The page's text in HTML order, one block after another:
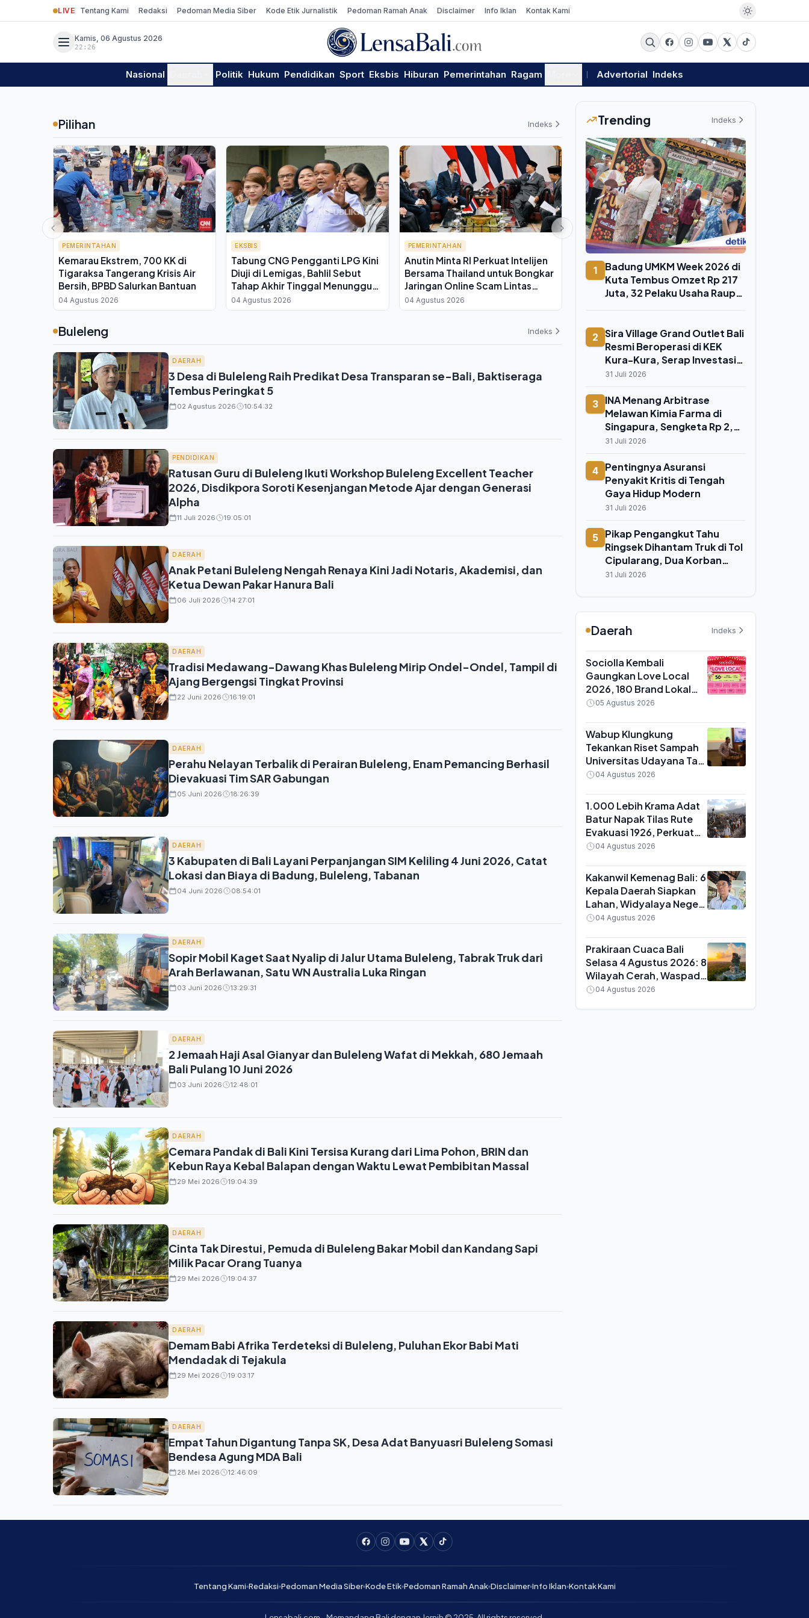
LIVE Tentang Kami Redaksi Pedoman Media Siber Kode Etik Jurnalistik Pedoman Ramah Anak Disclaimer Info Iklan Kontak Kami
Kamis, 06 Agustus 2026
22:26
Nasional Politik Hukum Pendidikan Sport Eksbis Hiburan Pemerintahan Ragam Advertorial Indeks
Pilihan Indeks
PEMERINTAHAN
Kemarau Ekstrem, 700 KK di
Tigaraksa Tangerang Krisis Air
Bersih, BPBD Salurkan Bantuan
04 Agustus 2026
EKSBIS
Tabung CNG Pengganti LPG Kini
Diuji di Lemigas, Bahlil Sebut
Tahap Akhir Tinggal Menunggu
Sertifikasi
04 Agustus 2026
PEMERINTAHAN
Anutin Minta RI Perkuat Intelijen
Bersama Thailand untuk Bongkar
Jaringan Online Scam Lintas
Negara
04 Agustus 2026
PEMERINTAHAN
Produksi Satu Ton Nikel Sisakan
100 Ton Limbah Beracun,
Pemerintah Didorong Segera
Terbitkan Standar Keselamatan
03 Agustus 2026
Buleleng Indeks
DAERAH
3 Desa di Buleleng Raih Predikat Desa Transparan se-Bali, Baktiseraga
Tembus Peringkat 5
02 Agustus 2026 10:54:32
PENDIDIKAN
Ratusan Guru di Buleleng Ikuti Workshop Buleleng Excellent Teacher
2026, Disdikpora Soroti Kesenjangan Metode Ajar dengan Generasi
Alpha
11 Juli 2026 19:05:01
DAERAH
Anak Petani Buleleng Nengah Renaya Kini Jadi Notaris, Akademisi, dan
Ketua Dewan Pakar Hanura Bali
06 Juli 2026 14:27:01
DAERAH
Tradisi Medawang-Dawang Khas Buleleng Mirip Ondel-Ondel, Tampil di
Ajang Bergengsi Tingkat Provinsi
22 Juni 2026 16:19:01
DAERAH
Perahu Nelayan Terbalik di Perairan Buleleng, Enam Pemancing Berhasil
Dievakuasi Tim SAR Gabungan
05 Juni 2026 18:26:39
DAERAH
3 Kabupaten di Bali Layani Perpanjangan SIM Keliling 4 Juni 2026, Catat
Lokasi dan Biaya di Badung, Buleleng, Tabanan
04 Juni 2026 08:54:01
DAERAH
Sopir Mobil Kaget Saat Nyalip di Jalur Utama Buleleng, Tabrak Truk dari
Arah Berlawanan, Satu WN Australia Luka Ringan
03 Juni 2026 13:29:31
DAERAH
2 Jemaah Haji Asal Gianyar dan Buleleng Wafat di Mekkah, 680 Jemaah
Bali Pulang 10 Juni 2026
03 Juni 2026 12:48:01
DAERAH
Cemara Pandak di Bali Kini Tersisa Kurang dari Lima Pohon, BRIN dan
Kebun Raya Kebal Balapan dengan Waktu Lewat Pembibitan Massal
29 Mei 2026 19:04:39
DAERAH
Cinta Tak Direstui, Pemuda di Buleleng Bakar Mobil dan Kandang Sapi
Milik Pacar Orang Tuanya
29 Mei 2026 19:04:37
DAERAH
Demam Babi Afrika Terdeteksi di Buleleng, Puluhan Ekor Babi Mati
Mendadak di Tejakula
29 Mei 2026 19:03:17
DAERAH
Empat Tahun Digantung Tanpa SK, Desa Adat Banyuasri Buleleng Somasi
Bendesa Agung MDA Bali
28 Mei 2026 12:46:09
Trending Indeks
1
Badung UMKM Week 2026 di
Kuta Tembus Omzet Rp 217
Juta, 32 Pelaku Usaha Raup
2
Sira Village Grand Outlet Bali
Resmi Beroperasi di KEK
Kura-Kura, Serap Investasi
Rp 1,5 Triliun
31 Juli 2026
3 INA Menang Arbitrase
Melawan Kimia Farma di
Singapura, Sengketa Rp 2,2
Triliun Memasuki Babak Baru
31 Juli 2026
4 Pentingnya Asuransi
Penyakit Kritis di Tengah
Gaya Hidup Modern
31 Juli 2026
5 Pikap Pengangkut Tahu
Ringsek Dihantam Truk di Tol
Cipularang, Dua Korban
Terjepit Tewas di Tempat
31 Juli 2026
Daerah Indeks
Sociolla Kembali
Gaungkan Love Local
2026, 180 Brand Lokal
Kuasai 55% Produk di
05 Agustus 2026
Wabup Klungkung
Tekankan Riset Sampah
Universitas Udayana Tak
Boleh Berhenti di Atas
04 Agustus 2026
1.000 Lebih Krama Adat
Batur Napak Tilas Rute
Evakuasi 1926, Perkuat
Ikatan Spiritual dengan
04 Agustus 2026
Kakanwil Kemenag Bali: 6
Kepala Daerah Siapkan
Lahan, Widyalaya Negeri
Pertama di Indonesia
2027
04 Agustus 2026
Prakiraan Cuaca Bali
Selasa 4 Agustus 2026: 8
Wilayah Cerah, Waspada
Gelombang Sedang di 4
04 Agustus 2026
Tentang Kami Redaksi Pedoman Media Siber Kode Etik Pedoman Ramah Anak Disclaimer Info Iklan Kontak Kami